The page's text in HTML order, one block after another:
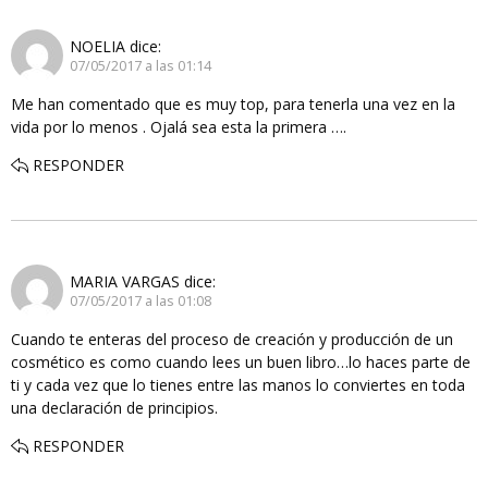
NOELIA dice:
07/05/2017 a las 01:14
Me han comentado que es muy top, para tenerla una vez en la
vida por lo menos . Ojalá sea esta la primera ….
RESPONDER
MARIA VARGAS dice:
07/05/2017 a las 01:08
Cuando te enteras del proceso de creación y producción de un
cosmético es como cuando lees un buen libro…lo haces parte de
ti y cada vez que lo tienes entre las manos lo conviertes en toda
una declaración de principios.
RESPONDER